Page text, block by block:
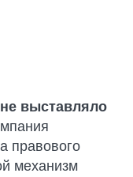
выставляло
правового
механизм